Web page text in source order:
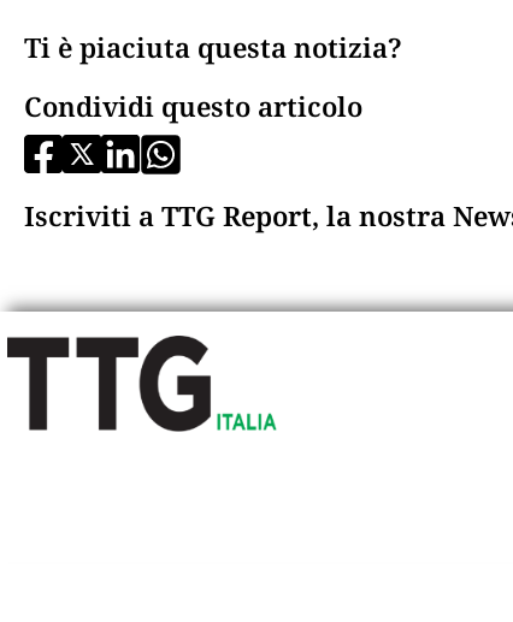
Ti è piaciuta questa notizia?
Condividi questo articolo
Iscriviti a TTG Report, la nostra